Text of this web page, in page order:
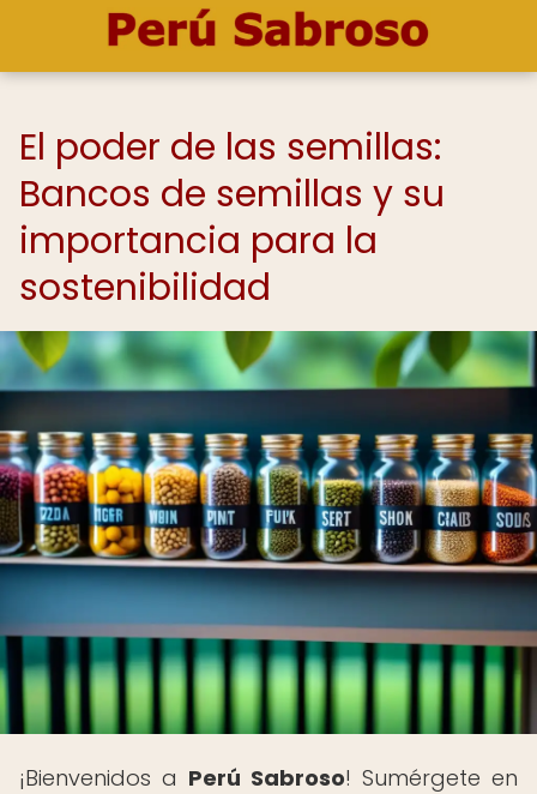
El poder de las semillas:
Bancos de semillas y su
importancia para la
sostenibilidad
¡Bienvenidos a Perú Sabroso! Sumérgete en